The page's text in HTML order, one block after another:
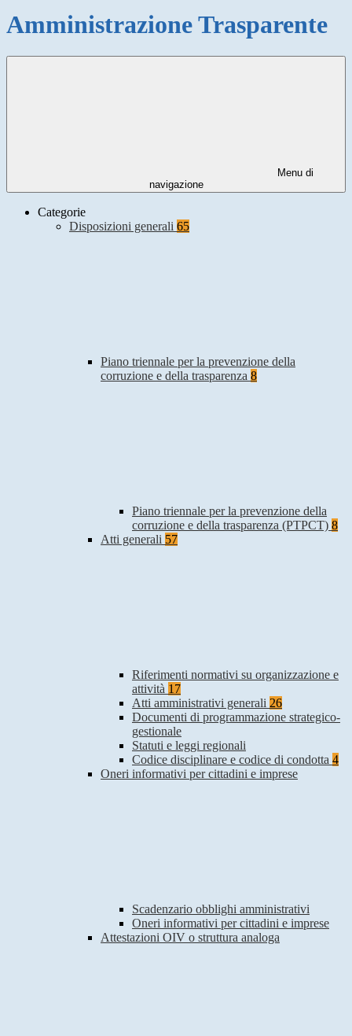
Amministrazione Trasparente
Menu di
navigazione
Categorie
Disposizioni generali 65
Piano triennale per la prevenzione della
corruzione e della trasparenza 8
Piano triennale per la prevenzione della
corruzione e della trasparenza (PTPCT) 8
Atti generali 57
Riferimenti normativi su organizzazione e
attività 17
Atti amministrativi generali 26
Documenti di programmazione strategico-
gestionale
Statuti e leggi regionali
Codice disciplinare e codice di condotta 4
Oneri informativi per cittadini e imprese
Scadenzario obblighi amministrativi
Oneri informativi per cittadini e imprese
Attestazioni OIV o struttura analoga